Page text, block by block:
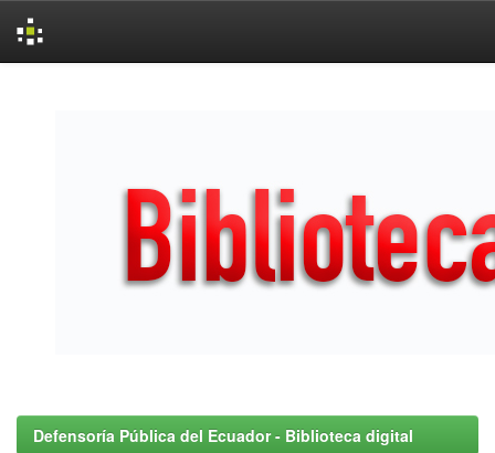
Defensoría Pública del Ecuador - Biblioteca digital